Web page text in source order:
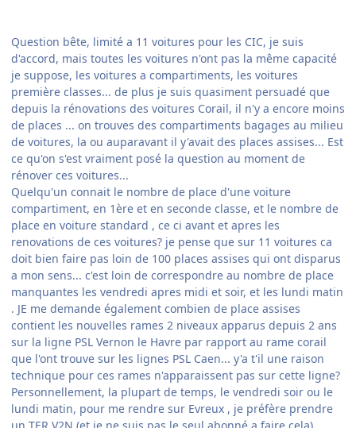
Question bête, limité a 11 voitures pour les CIC, je suis
d'accord, mais toutes les voitures n'ont pas la même capacité
je suppose, les voitures a compartiments, les voitures
première classes... de plus je suis quasiment persuadé que
depuis la rénovations des voitures Corail, il n'y a encore moins
de places ... on trouves des compartiments bagages au milieu
de voitures, la ou auparavant il y'avait des places assises... Est
ce qu'on s'est vraiment posé la question au moment de
rénover ces voitures...
Quelqu'un connait le nombre de place d'une voiture
compartiment, en 1ère et en seconde classe, et le nombre de
place en voiture standard , ce ci avant et apres les
renovations de ces voitures? je pense que sur 11 voitures ca
doit bien faire pas loin de 100 places assises qui ont disparus
a mon sens... c'est loin de correspondre au nombre de place
manquantes les vendredi apres midi et soir, et les lundi matin
. JE me demande également combien de place assises
contient les nouvelles rames 2 niveaux apparus depuis 2 ans
sur la ligne PSL Vernon le Havre par rapport au rame corail
que l'ont trouve sur les lignes PSL Caen... y'a t'il une raison
technique pour ces rames n'apparaissent pas sur cette ligne?
Personnellement, la plupart de temps, le vendredi soir ou le
lundi matin, pour me rendre sur Evreux , je préfère prendre